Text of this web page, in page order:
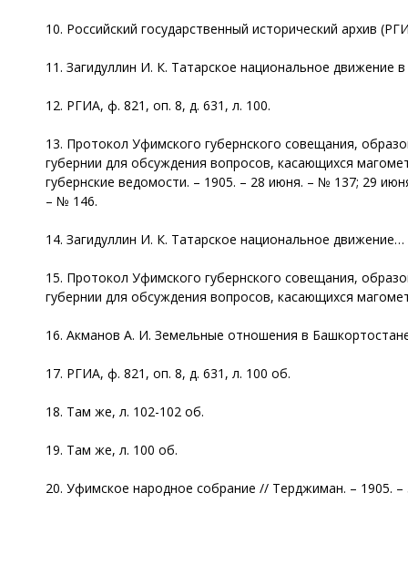
10. Российский государственный исторический архив
11. Загидуллин И. К. Татарское национальное движение
12. РГИА, ф. 821, оп. 8, д. 631, л. 100.
13. Протокол Уфимского губернского совещания,
губернии для обсуждения вопросов, касающихся
губернские ведомости. – 1905. – 28 июня. – № 137; 29
– № 146.
14. Загидуллин И. К. Татарское национальное движение…
15. Протокол Уфимского губернского совещания,
губернии для обсуждения вопросов, касающихся
16. Акманов А. И. Земельные отношения в
17. РГИА, ф. 821, оп. 8, д. 631, л. 100 об.
18. Там же, л. 102-102 об.
19. Там же, л. 100 об.
20. Уфимское народное собрание // Терджиман. – 1905. –